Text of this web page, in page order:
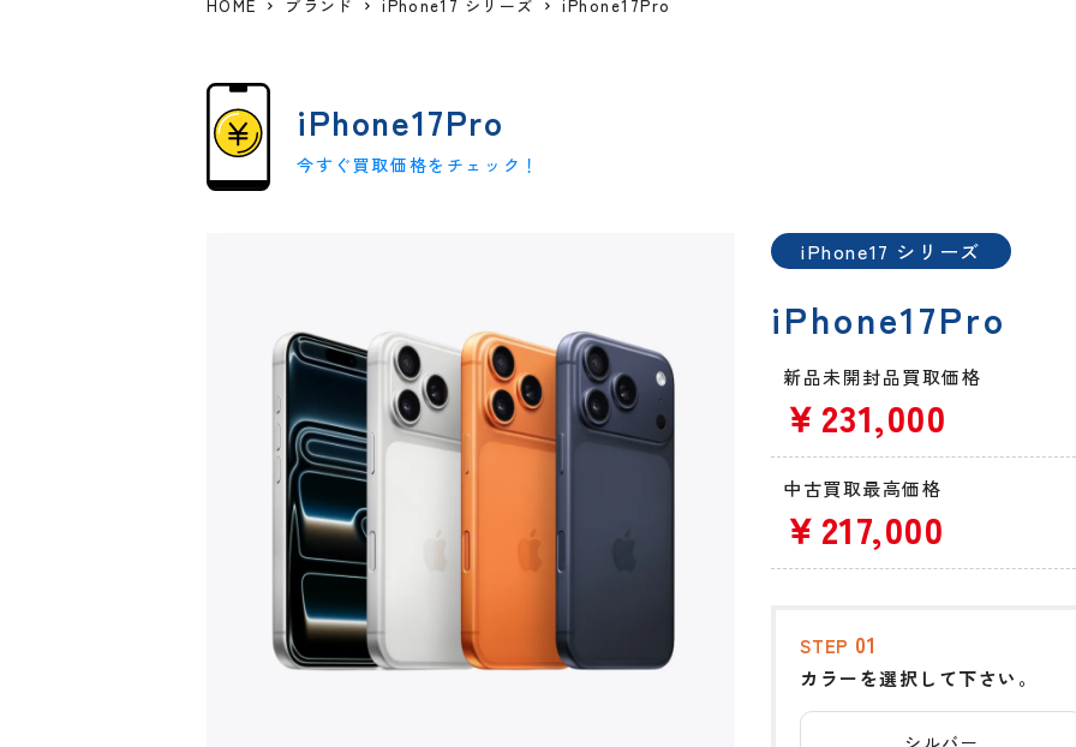
HOME ブランド iPhone17 シリーズ iPhone17Pro
iPhone17Pro
今すぐ買取価格をチェック！
iPhone17 シリーズ
iPhone17Pro
新品未開封品買取価格
￥231,000
中古買取最高価格
￥217,000
STEP 01
カラーを選択して下さい。
シルバー